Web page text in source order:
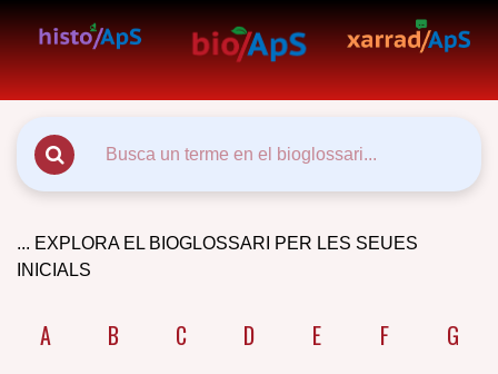
... EXPLORA EL BIOGLOSSARI PER LES SEUES
INICIALS
A B C D E F G